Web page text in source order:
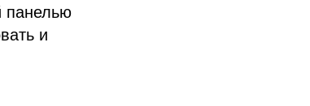
панелью
и